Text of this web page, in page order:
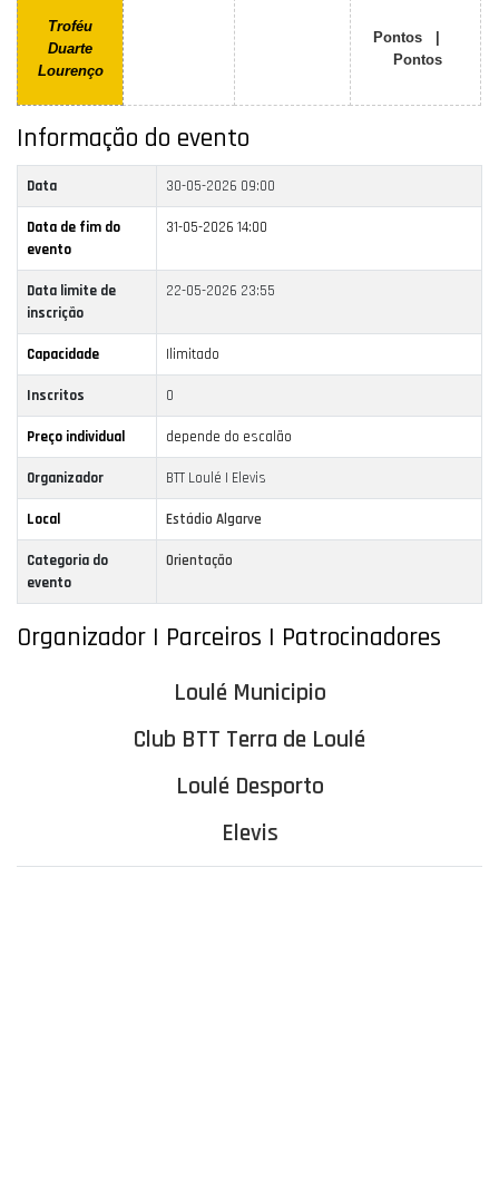
Troféu
Duarte
Lourenço
Pontos |
Pontos
Informação do evento
Data 30-05-2026 09:00
Data de fim do
evento
31-05-2026 14:00
Data limite de
inscrição
22-05-2026 23:55
Capacidade Ilimitado
Inscritos 0
Preço individual depende do escalão
Organizador BTT Loulé | Elevis
Local Estádio Algarve
Categoria do
evento
Orientação
Organizador | Parceiros | Patrocinadores
Loulé Municipio
Club BTT Terra de Loulé
Loulé Desporto
Elevis